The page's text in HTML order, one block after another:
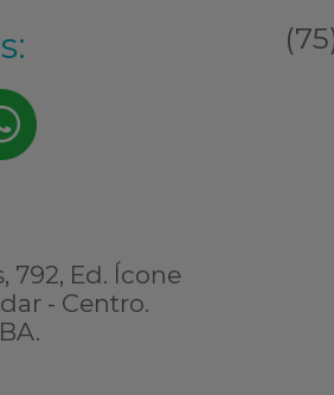
792, Ed. Ícone
- Centro.